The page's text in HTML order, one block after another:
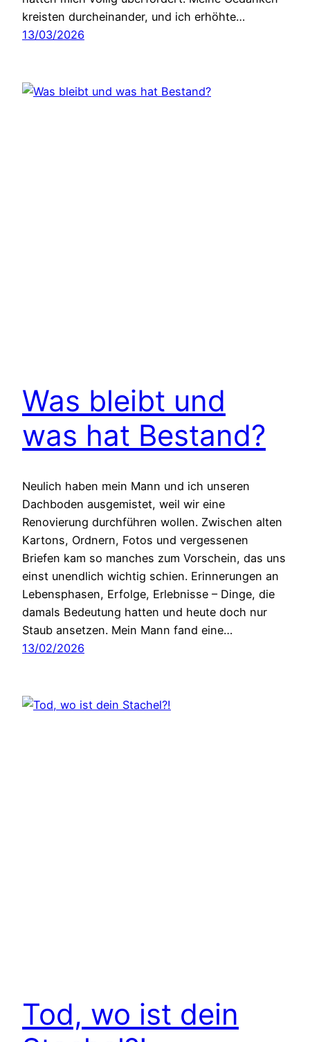
kreisten durcheinander, und ich erhöhte…
13/03/2026
Was bleibt und
was hat Bestand?
Neulich haben mein Mann und ich unseren
Dachboden ausgemistet, weil wir eine
Renovierung durchführen wollen. Zwischen alten
Kartons, Ordnern, Fotos und vergessenen
Briefen kam so manches zum Vorschein, das uns
einst unendlich wichtig schien. Erinnerungen an
Lebensphasen, Erfolge, Erlebnisse – Dinge, die
damals Bedeutung hatten und heute doch nur
Staub ansetzen. Mein Mann fand eine…
13/02/2026
Tod, wo ist dein